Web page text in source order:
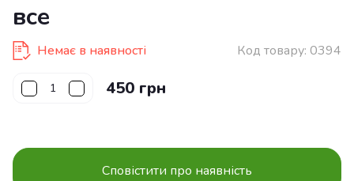
все
Немає в наявності Код товару: 0394
450 грн
Сповістити про наявність